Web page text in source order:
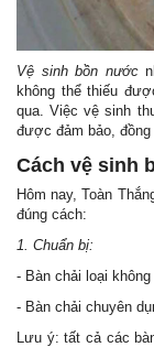
Vệ sinh bồn nước
không thể thiếu
qua. Việc vệ sinh
được đảm bảo,
Cách vệ sinh
Hôm nay, Toàn
đúng cách:
1. Chuẩn bị:
- Bàn chải loại
- Bàn chải chuyên
Lưu ý: tất cả các